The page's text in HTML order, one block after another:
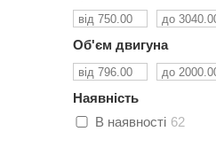
Об'єм двигуна
Наявність
В наявності 62